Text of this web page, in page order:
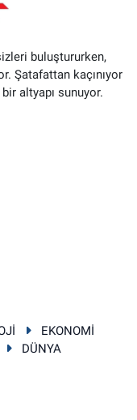
buluştururken,
Şatafattan kaçınıyor
altyapı sunuyor.
EKONOMİ
DÜNYA